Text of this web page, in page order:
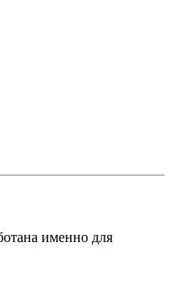
именно для